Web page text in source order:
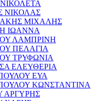
ΝΙΚΟΛΑΣ
ΜΙΧΑΛΗΣ
ΙΩΑΝΝΑ
ΛΑΜΠΡΙΝΗ
ΠΕΛΑΓΙΑ
ΤΡΥΦΩΝΙΑ
ΕΛΕΥΘΕΡΙΑ
ΕΥΑ
ΚΩΝΣΤΑΝΤΙΝΑ
ΑΡΓΥΡΗΣ